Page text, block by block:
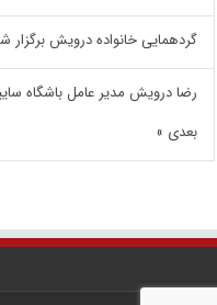
گردهمایی خانواده درویش برگزار
رضا درویش مدیر عامل باشگاه
بعدی »